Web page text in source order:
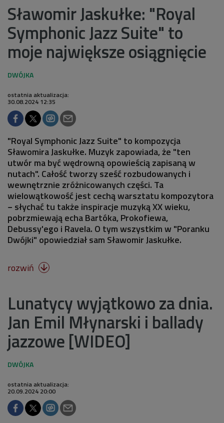
Sławomir Jaskułke: "Royal
Symphonic Jazz Suite" to
moje największe osiągnięcie
ostatnia aktualizacja:
30.08.2024 12:35
"Royal Symphonic Jazz Suite" to kompozycja
Sławomira Jaskułke. Muzyk zapowiada, że "ten
utwór ma być wędrowną opowieścią zapisaną w
nutach". Całość tworzy sześć rozbudowanych i
wewnętrznie zróżnicowanych części. Ta
wielowątkowość jest cechą warsztatu kompozytora
− słychać tu także inspiracje muzyką XX wieku,
pobrzmiewają echa Bartóka, Prokofiewa,
Debussy'ego i Ravela. O tym wszystkim w "Poranku
Dwójki" opowiedział sam Sławomir Jaskułke.
rozwiń 
Lunatycy wyjątkowo za dnia.
Jan Emil Młynarski i ballady
jazzowe [WIDEO]
ostatnia aktualizacja:
20.09.2024 20:00